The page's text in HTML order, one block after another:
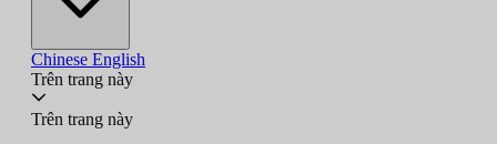
Chinese English
Trên trang này
Trên trang này